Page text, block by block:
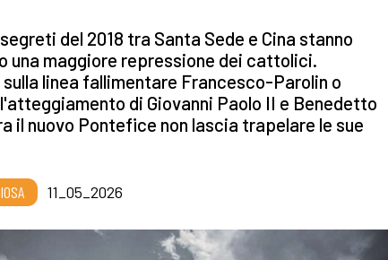
del 2018 tra Santa Sede e Cina stanno
una maggiore repressione dei cattolici.
linea fallimentare Francesco-Parolin o
di Giovanni Paolo II e Benedetto
il nuovo Pontefice non lascia trapelare le sue
11_05_2026